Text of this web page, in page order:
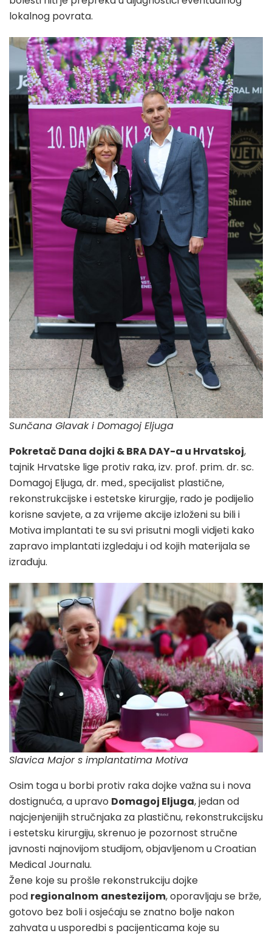
lokalnog povrata.
Sunčana Glavak i Domagoj Eljuga
Pokretač Dana dojki & BRA DAY-a u Hrvatskoj,
tajnik Hrvatske lige protiv raka, izv. prof. prim. dr. sc.
Domagoj Eljuga, dr. med., specijalist plastične,
rekonstrukcijske i estetske kirurgije, rado je podijelio
korisne savjete, a za vrijeme akcije izloženi su bili i
Motiva implantati te su svi prisutni mogli vidjeti kako
zapravo implantati izgledaju i od kojih materijala se
izrađuju.
Slavica Major s implantatima Motiva
Osim toga u borbi protiv raka dojke važna su i nova
dostignuća, a upravo Domagoj Eljuga, jedan od
najcjenjenijih stručnjaka za plastičnu, rekonstrukcijsku
i estetsku kirurgiju, skrenuo je pozornost stručne
javnosti najnovijom studijom, objavljenom u Croatian
Medical Journalu.
Žene koje su prošle rekonstrukciju dojke
pod regionalnom anestezijom, oporavljaju se brže,
gotovo bez boli i osjećaju se znatno bolje nakon
zahvata u usporedbi s pacijenticama koje su